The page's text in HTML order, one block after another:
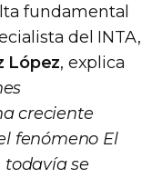
fundamental
del INTA,
López, explica
creciente
fenómeno El
todavía se